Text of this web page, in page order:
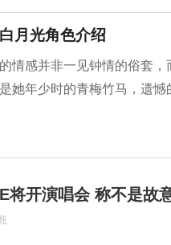
月光角色介绍
情感并非一见钟情的俗套
年少时的青梅竹马，遗憾
将开演唱会 称不是故